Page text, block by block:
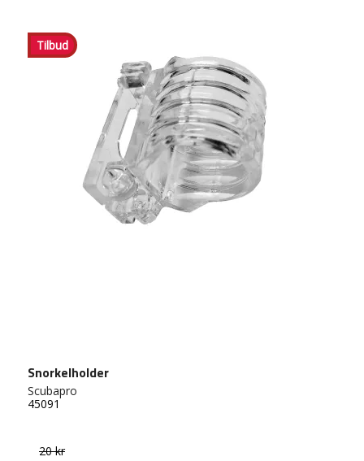
Tilbud
Snorkelholder
Scubapro
45091
20 kr